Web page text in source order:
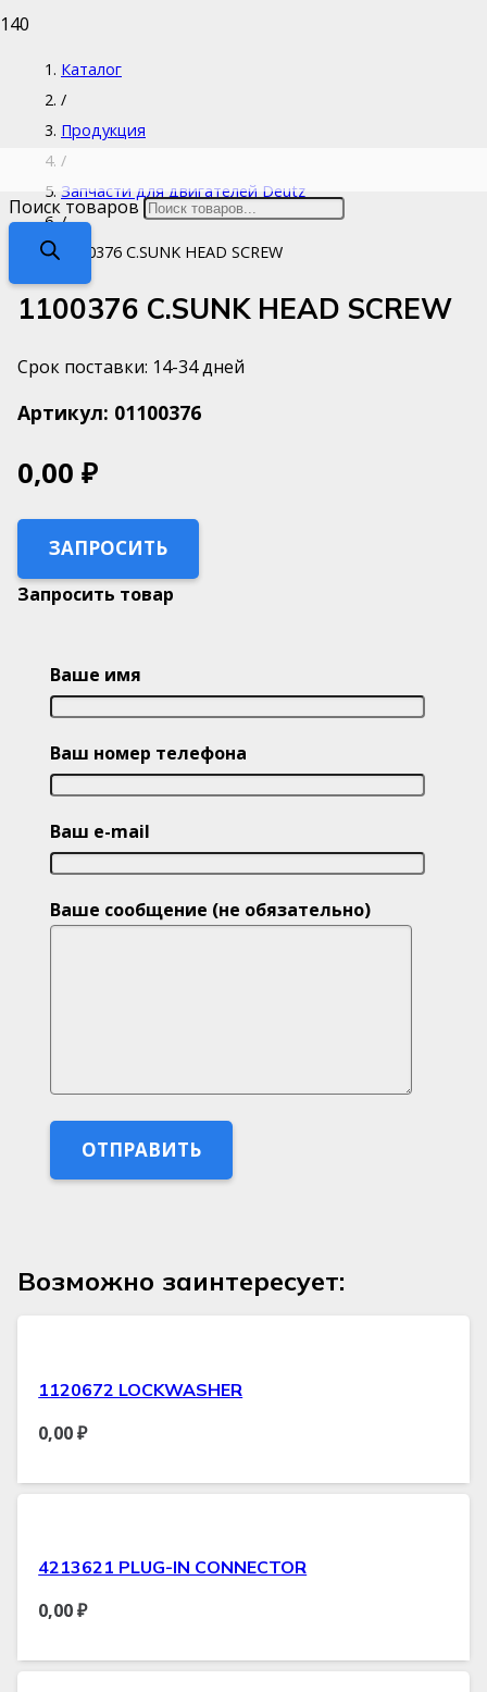
Поиск товаров
Каталог
/
Продукция
/
Запчасти для двигателей Deutz
/
1100376 C.SUNK HEAD SCREW
1100376 C.SUNK HEAD SCREW
Срок поставки: 14-34 дней
Артикул: 01100376
0,00 ₽
ЗАПРОСИТЬ
Запросить товар
Ваше имя
Ваш номер телефона
Ваш e-mail
Ваше сообщение (не обязательно)
Возможно заинтересует:
1120672 LOCKWASHER
0,00₽
4213621 PLUG-IN CONNECTOR
0,00₽